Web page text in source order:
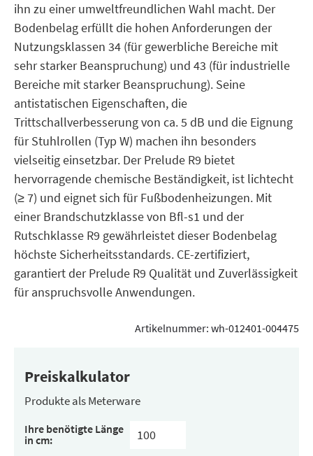
ihn zu einer umweltfreundlichen Wahl macht. Der
Bodenbelag erfüllt die hohen Anforderungen der
Nutzungsklassen 34 (für gewerbliche Bereiche mit
sehr starker Beanspruchung) und 43 (für industrielle
Bereiche mit starker Beanspruchung). Seine
antistatischen Eigenschaften, die
Trittschallverbesserung von ca. 5 dB und die Eignung
für Stuhlrollen (Typ W) machen ihn besonders
vielseitig einsetzbar. Der Prelude R9 bietet
hervorragende chemische Beständigkeit, ist lichtecht
(≥ 7) und eignet sich für Fußbodenheizungen. Mit
einer Brandschutzklasse von Bfl-s1 und der
Rutschklasse R9 gewährleistet dieser Bodenbelag
höchste Sicherheitsstandards. CE-zertifiziert,
garantiert der Prelude R9 Qualität und Zuverlässigkeit
für anspruchsvolle Anwendungen.
Artikelnummer: wh-012401-004475
Preiskalkulator
Produkte als Meterware
Ihre benötigte Länge
in cm: